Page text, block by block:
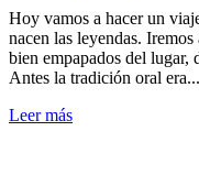
Hoy vamos a hacer un
nacen las leyendas.
bien empapados del lugar,
Antes la tradición oral era...
Leer más